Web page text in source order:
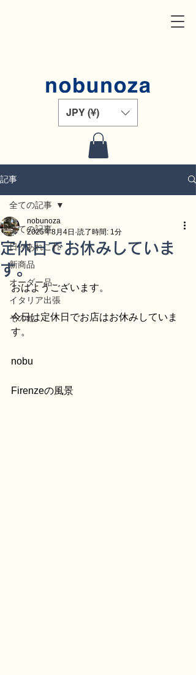
JPY (¥)
記事
全ての記事
日々あれこれ
新商品
オーダー品
イタリア出張
その他
全ての記事
定休日でお休みしていま
す。
nobunoza
2025年8月4日 読了時間: 1分
おはようございます。
今日は定休日でお店はお休みしていま
す。
nobu
Firenzeの風景